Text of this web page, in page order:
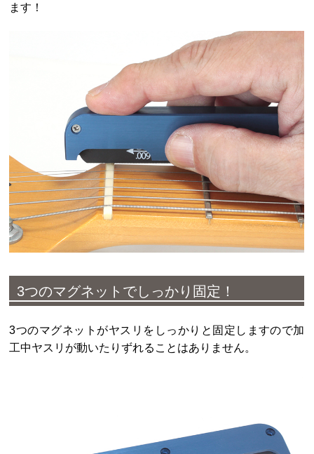
ます！
3つのマグネットでしっかり固定！
3つのマグネットがヤスリをしっかりと固定しますので加
工中ヤスリが動いたりずれることはありません。